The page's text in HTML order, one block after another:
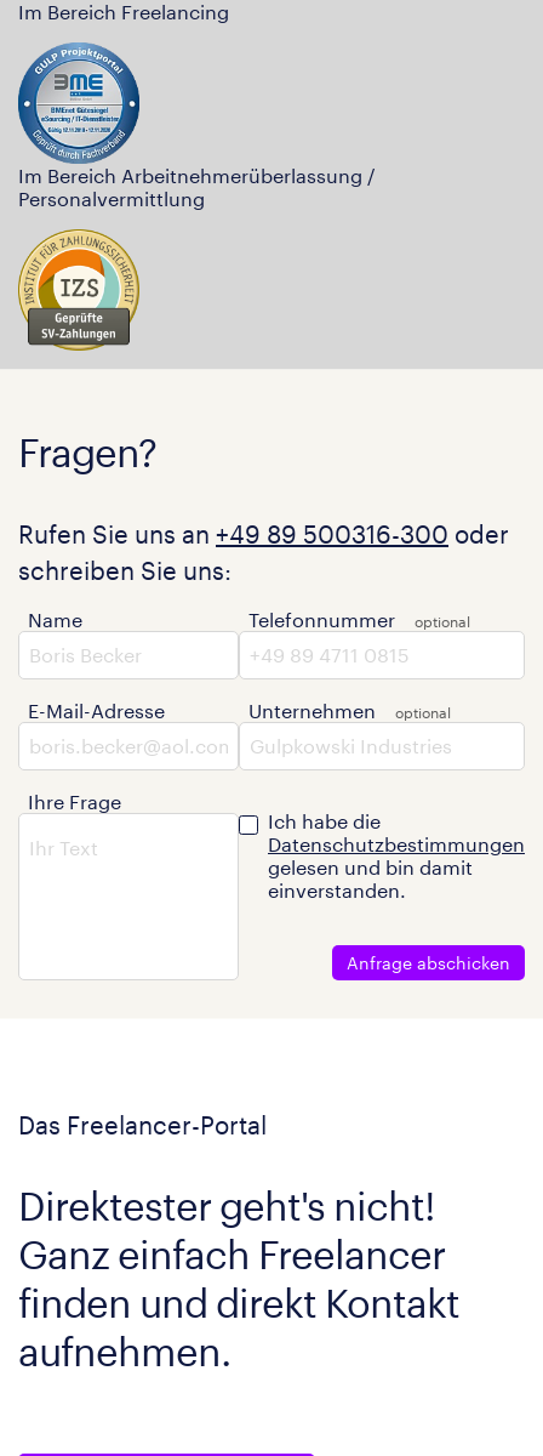
Im Bereich Freelancing
Im Bereich Arbeitnehmerüberlassung /
Personalvermittlung
Fragen?
Rufen Sie uns an +49 89 500316-300 oder
schreiben Sie uns:
Name
E-Mail-Adresse
Ihre Frage
Telefonnummer
Unternehmen
Ich habe die
Datenschutzbestimmungen
gelesen und bin damit
einverstanden.
Anfrage abschicken
Das Freelancer-Portal
Direktester geht's nicht!
Ganz einfach Freelancer
finden und direkt Kontakt
aufnehmen.